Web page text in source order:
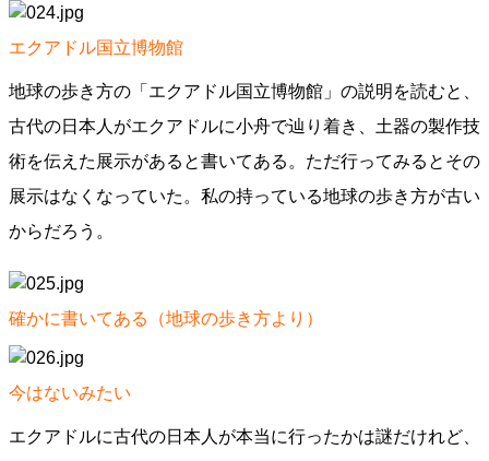
エクアドル国立博物館
地球の歩き方の「エクアドル国立博物館」の説明を読むと、
古代の日本人がエクアドルに小舟で辿り着き、土器の製作技
術を伝えた展示があると書いてある。ただ行ってみるとその
展示はなくなっていた。私の持っている地球の歩き方が古い
からだろう。
確かに書いてある（地球の歩き方より）
今はないみたい
エクアドルに古代の日本人が本当に行ったかは謎だけれど、